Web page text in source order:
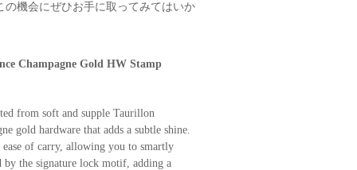
機会にぜひお手に取ってみてはいか
Champagne Gold HW Stamp
from soft and supple Taurillon
gold hardware that adds a subtle shine.
ease of carry, allowing you to smartly
by the signature lock motif, adding a